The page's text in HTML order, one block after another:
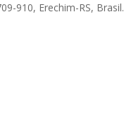
910, Erechim-RS, Brasil.